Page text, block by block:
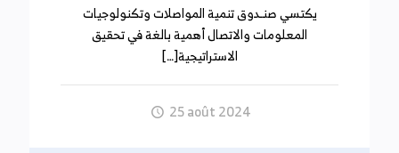
أعضاء لجنة المالية بمجلس النواب: الضغط الجبائي أضر
يكتسي صنـدوق تنمية المواصلات وتكنولوجيات
المعلومات والاتصال أهمية بالغة في تحقيق
الاستراتيجية[…]
25 août 2024